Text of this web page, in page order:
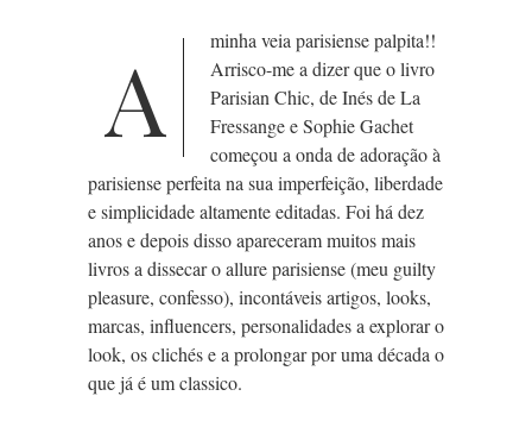
A
minha veia parisiense palpita!!
Arrisco-me a dizer que o livro
Parisian Chic, de Inés de La
Fressange e Sophie Gachet
começou a onda de adoração à
parisiense perfeita na sua imperfeição, liberdade
e simplicidade altamente editadas. Foi há dez
anos e depois disso apareceram muitos mais
livros a dissecar o allure parisiense (meu guilty
pleasure, confesso), incontáveis artigos, looks,
marcas, influencers, personalidades a explorar o
look, os clichés e a prolongar por uma década o
que já é um classico.